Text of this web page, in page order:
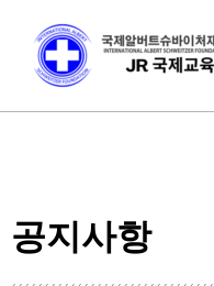
로
기공지사항